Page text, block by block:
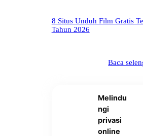
8 Situs Unduh Film Gratis
Tahun 2026
Baca
Melindu
ngi
privasi
online